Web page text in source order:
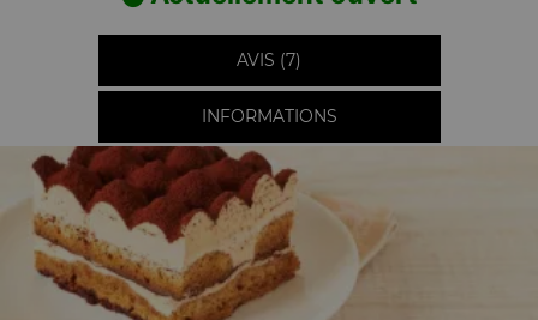
AVIS (7)
INFORMATIONS